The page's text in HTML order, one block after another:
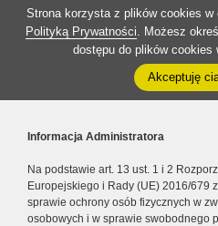
Strona korzysta z plików cookies w
Polityką Prywatności. Możesz
dostępu do plików cookies
Akceptuję
Informacja Administratora
Na podstawie art. 13 ust. 1 i 2
Europejskiego i Rady (UE) 2016/679
sprawie ochrony osób fizycznych w
osobowych i w sprawie swobodnego